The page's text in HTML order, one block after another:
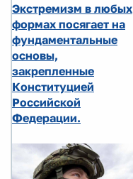
Экстремизм в любых
формах посягает на
фундаментальные
основы,
закрепленные
Конституцией
Российской
Федерации.